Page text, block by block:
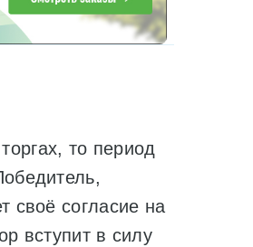
то период
своё согласие на
вступит в силу